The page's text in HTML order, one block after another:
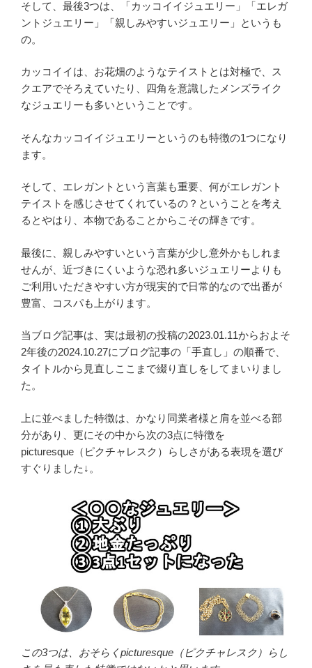
そして、最後3つは、「カッコイイジュエリー」「エレガ
ントジュエリー」「親しみやすいジュエリー」というも
の。
カッコイイは、お花畑のようなテイストとは対極で、ス
クエアでそろえていたり、四角を意識したメンズライク
なジュエリーも多いということです。
そんなカッコイイジュエリーというのも特徴の1つになり
ます。
そして、エレガントという言葉も重要、何がエレガント
テイストを感じさせてくれているの？ということを考え
るとやはり、本物であることからこその輝きです。
最後に、親しみやすいという言葉が少し意外かもしれま
せんが、近づきにくいような恐れ多いジュエリーよりも
ご利用いただきやすい方が現実的で日常的なので出番が
豊富、コスパも上がります。
当ブログ記事は、実は最初の投稿の2023.01.11からおよそ
2年後の2024.10.27にブログ記事の「手直し」の順番で、
タイトルから見直しここまで綴り直しをしてまいりまし
た。
上に並べました特徴は、かなり同業者様と肩を並べる部
分があり、更にその中から次の3点に特徴を
picturesque（ピクチャレスク）らしさがある表現を選び
すぐりました↓。
この3つは、おそらくpicturesque（ピクチャレスク）らし